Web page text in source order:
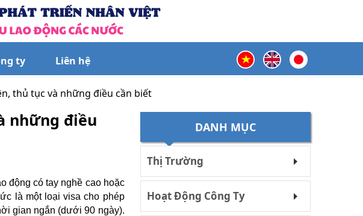
ty Liên hệ
thủ tục và những điều cần biết
những điều
động có tay nghề cao hoặc
là một loại visa cho phép
gian ngắn (dưới 90 ngày).
DANH MỤC
Thị Trường
Hoạt Động Công Ty